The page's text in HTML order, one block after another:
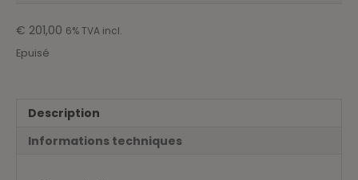
€ 201,00 6% TVA incl.
Epuisé
Description
Informations techniques